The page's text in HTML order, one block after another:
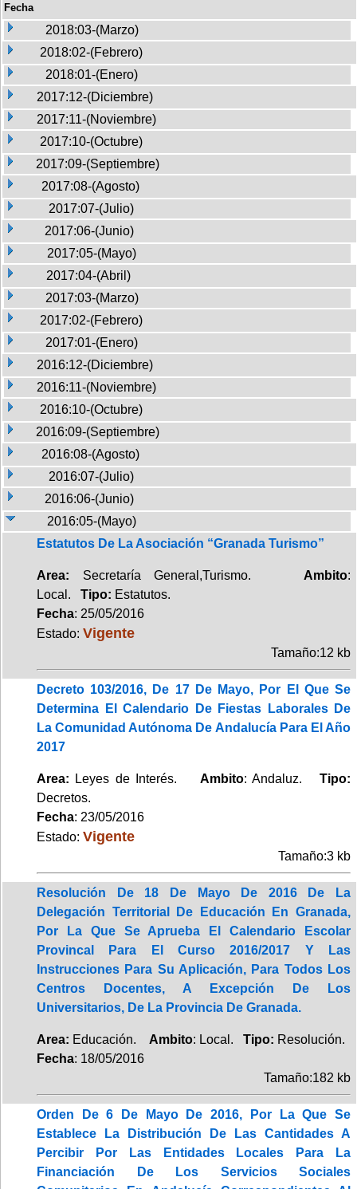
Fecha
2018:03-(Marzo)
2018:02-(Febrero)
2018:01-(Enero)
2017:12-(Diciembre)
2017:11-(Noviembre)
2017:10-(Octubre)
2017:09-(Septiembre)
2017:08-(Agosto)
2017:07-(Julio)
2017:06-(Junio)
2017:05-(Mayo)
2017:04-(Abril)
2017:03-(Marzo)
2017:02-(Febrero)
2017:01-(Enero)
2016:12-(Diciembre)
2016:11-(Noviembre)
2016:10-(Octubre)
2016:09-(Septiembre)
2016:08-(Agosto)
2016:07-(Julio)
2016:06-(Junio)
2016:05-(Mayo)
Estatutos De La Asociación “Granada Turismo”
Area: Secretaría General,Turismo. Ambito:
Local. Tipo: Estatutos.
Fecha: 25/05/2016
Estado: Vigente
Tamaño:12 kb
Decreto 103/2016, De 17 De Mayo, Por El Que Se
Determina El Calendario De Fiestas Laborales De
La Comunidad Autónoma De Andalucía Para El Año
2017
Area: Leyes de Interés. Ambito: Andaluz.Tipo:
Decretos.
Fecha: 23/05/2016
Estado: Vigente
Tamaño:3 kb
Resolución De 18 De Mayo De 2016 De La
Delegación Territorial De Educación En Granada,
Por La Que Se Aprueba El Calendario Escolar
Provincal Para El Curso 2016/2017 Y Las
Instrucciones Para Su Aplicación, Para Todos Los
Centros Docentes, A Excepción De Los
Universitarios, De La Provincia De Granada.
Area: Educación. Ambito: Local. Tipo: Resolución.
Fecha: 18/05/2016
Tamaño:182 kb
Orden De 6 De Mayo De 2016, Por La Que Se
Establece La Distribución De Las Cantidades A
Percibir Por Las Entidades Locales Para La
Financiación De Los Servicios Sociales